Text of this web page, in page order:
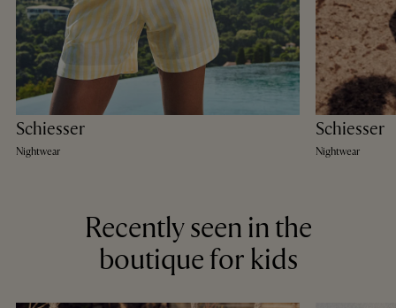
Schiesser
Nightwear
Schiesser
Nightwear
Recently seen in the
boutique for kids